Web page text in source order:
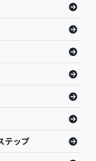
テップ